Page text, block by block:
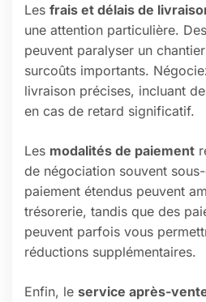
Les frais et délais de
une attention particulière.
peuvent paralyser un
surcoûts importants.
livraison précises, incluant
en cas de retard significatif.
Les modalités de paiement
de négociation souvent
paiement étendus peuvent
trésorerie, tandis que des
peuvent parfois vous
réductions supplémentaires.
Enfin, le service après-